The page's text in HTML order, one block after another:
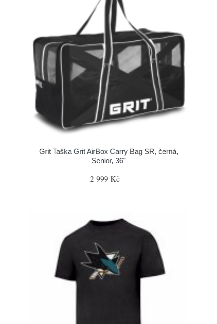
Grit Taška Grit AirBox Carry Bag SR, černá,
Senior, 36"
2 999 Kč